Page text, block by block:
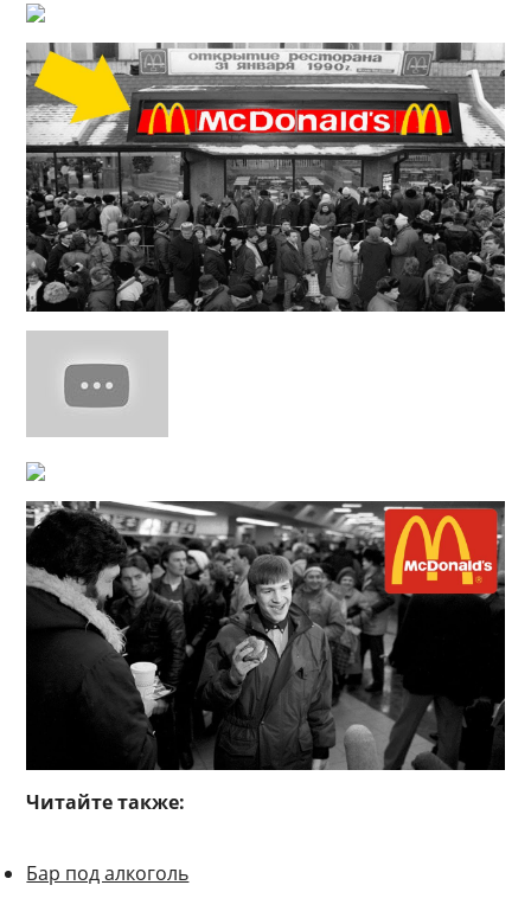
Читайте также:
Бар под алкоголь